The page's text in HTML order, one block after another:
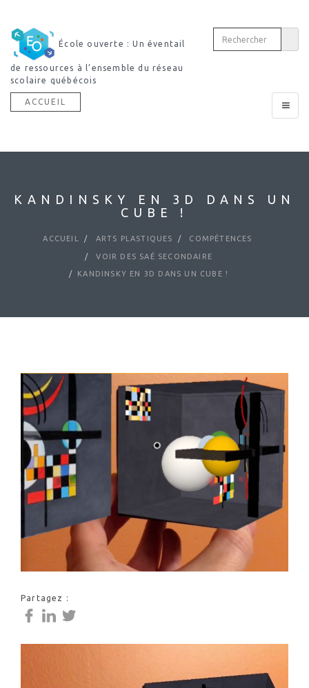
École ouverte : Un éventail
de ressources à l’ensemble du réseau
scolaire québécois
Toggle
ACCUEIL
KANDINSKY EN 3D DANS UN
CUBE !
ACCUEIL ARTS PLASTIQUES COMPÉTENCES
VOIR DES SAÉ SECONDAIRE
KANDINSKY EN 3D DANS UN CUBE !
Partagez :